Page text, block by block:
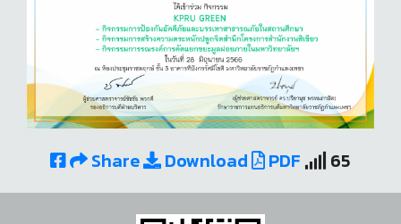
Share Download PDF 65